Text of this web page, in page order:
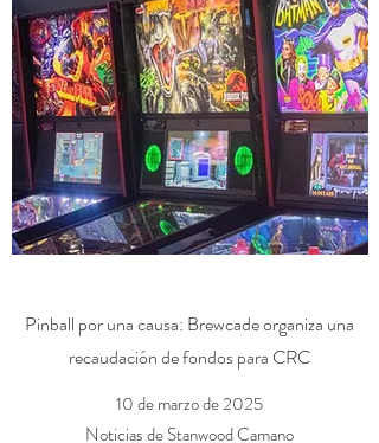
Pinball por una causa: Brewcade organiza una
recaudación de fondos para CRC
10 de marzo de 2025
Noticias de Stanwood Camano